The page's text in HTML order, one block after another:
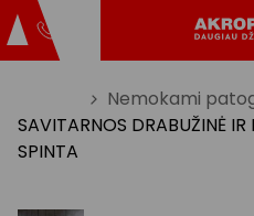
Nemokami
SAVITARNOS DRABUŽINĖ
SPINTA